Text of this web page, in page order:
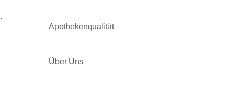
Apothekenqualität
Über Uns